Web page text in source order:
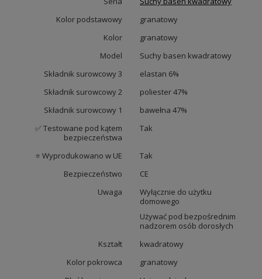
Kolor podstawowy
granatowy
Kolor
granatowy
Model
Suchy basen kwadratowy
Składnik surowcowy 3
elastan 6%
Składnik surowcowy 2
poliester 47%
Składnik surowcowy 1
bawełna 47%
✅ Testowane pod kątem
bezpieczeństwa
Tak
⭐ Wyprodukowano w UE
Tak
Bezpieczeństwo
CE
Uwaga
Wyłącznie do użytku
domowego
Używać pod bezpośrednim
nadzorem osób dorosłych
Kształt
kwadratowy
Kolor pokrowca
granatowy